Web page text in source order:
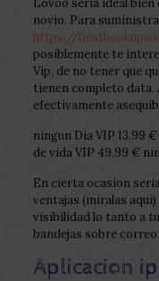
Lovoo seri­a ideal bien
novio. Para
https://
posiblemente te
Vip, de no tener que
tienen completo data.
efectivamente
ningun Dia VIP 13,99
de vida VIP 49,99 €
En cierta ocasion
ventajas (miralas
visibilidad lo tanto a tu
bandejas sobre
Aplicacion